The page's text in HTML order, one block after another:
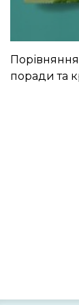
Порівняння
поради та